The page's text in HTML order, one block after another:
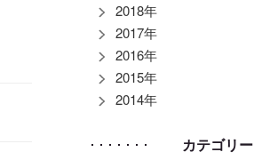
2018年
2017年
2016年
2015年
2014年
カテゴリー